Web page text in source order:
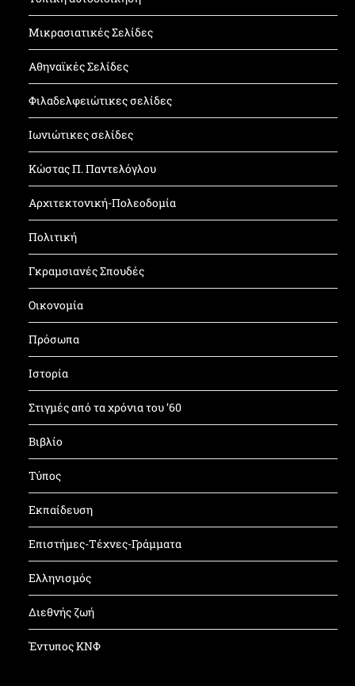
Μικρασιατικές Σελίδες
Αθηναϊκές Σελίδες
Φιλαδελφειώτικες σελίδες
Ιωνιώτικες σελίδες
Κώστας Π. Παντελόγλου
Αρχιτεκτονική-Πολεοδομία
Πολιτική
Γκραμσιανές Σπουδές
Οικονομία
Πρόσωπα
Ιστορία
Στιγμές από τα χρόνια του ’60
Βιβλίο
Τύπος
Εκπαίδευση
Επιστήμες-Τέχνες-Γράμματα
Ελληνισμός
Διεθνής ζωή
Έντυπος ΚΝΦ